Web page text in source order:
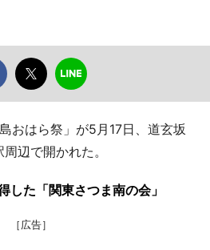
おはら祭」が5月17日、道玄坂
辺で開かれた。
した「関東さつま南の会」
［広告］